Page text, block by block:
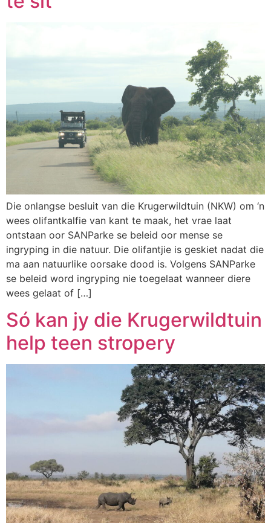
Die onlangse besluit van die Krugerwildtuin (NKW) om ‘n
wees olifantkalfie van kant te maak, het vrae laat
ontstaan oor SANParke se beleid oor mense se
ingryping in die natuur. Die olifantjie is geskiet nadat die
ma aan natuurlike oorsake dood is. Volgens SANParke
se beleid word ingryping nie toegelaat wanneer diere
wees gelaat of […]
Só kan jy die Krugerwildtuin
help teen stropery